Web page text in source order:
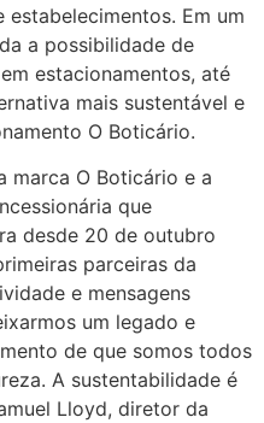
Em um
a possibilidade de
estacionamentos, até
mais sustentável e
O Boticário.
marca O Boticário e a
que
desde 20 de outubro
parceiras da
e mensagens
um legado e
de que somos todos
A sustentabilidade é
Lloyd, diretor da